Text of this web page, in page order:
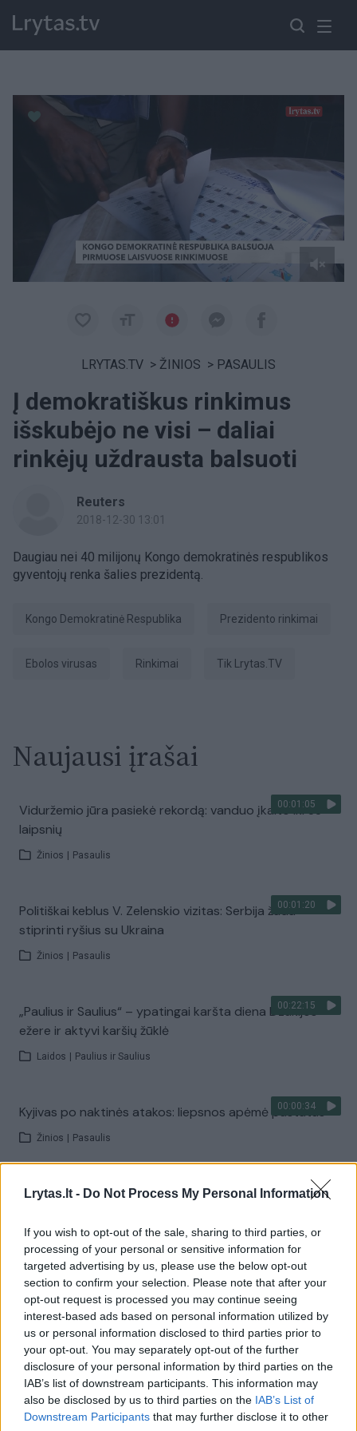
Lrytas.lt - Do Not Process My Personal Information
If you wish to opt-out of the sale, sharing to third parties, or
processing of your personal or sensitive information for
targeted advertising by us, please use the below opt-out
section to confirm your selection. Please note that after your
opt-out request is processed you may continue seeing
interest-based ads based on personal information utilized by
us or personal information disclosed to third parties prior to
your opt-out. You may separately opt-out of the further
disclosure of your personal information by third parties on the
IAB’s list of downstream participants. This information may
also be disclosed by us to third parties on the IAB’s List of
Downstream Participants that may further disclose it to other
LRYTAS.TV > ŽINIOS > PASAULIS
Į demokratiškus rinkimus
išskubėjo ne visi – daliai
rinkėjų uždrausta balsuoti
Reuters
2018-12-30 13:01
Daugiau nei 40 milijonų Kongo demokratinės respublikos
gyventojų renka šalies prezidentą.
Kongo Demokratinė Respublika prezidento rinkimai
Ebolos virusas Rinkimai tik Lrytas.TV
Naujausi įrašai
00:01:05
Viduržemio jūra pasiekė rekordą: vanduo įkaito iki 33
laipsnių
Žinios Pasaulis
00:01:20
Politiškai keblus V. Zelenskio vizitas: Serbija žada
stiprinti ryšius su Ukraina
Žinios Pasaulis
00:22:15
„Paulius ir Saulius“ – ypatingai karšta diena Dzūkijos
ežere ir aktyvi karšių žūklė
Laidos Paulius ir Saulius
00:00:34
Kyjivas po naktinės atakos: liepsnos apėmė pastatus
Žinios Pasaulis
Visi įrašai
Žiūrimiausi įrašai
00:00:30
Vaizdai iš tragiškos avarijos Vilniaus r.: dviejų moterų ir
vaiko gyvybių išgelbėti nepavyko
Žinios | Lietuvos diena
00:00:57
Savaitės vidurys nusimato karštas: temperatūra kils iki